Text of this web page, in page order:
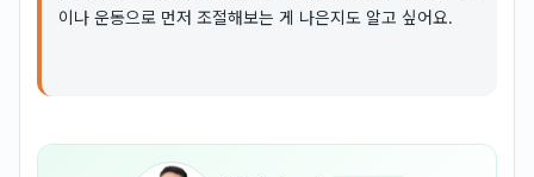
이나 운동으로 먼저 조절해보는 게 나은지도 알고 싶어요.